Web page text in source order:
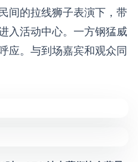
间的拉线狮子表演下，带
入活动中心。一方钢猛威
应。与到场嘉宾和观众同